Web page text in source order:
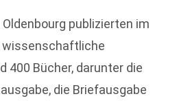
publizierten im
wissenschaftliche
400 Bücher, darunter die
die Briefausgabe